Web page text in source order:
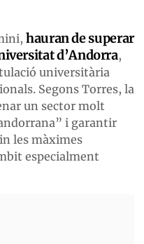
hauran de superar
d’Andorra,
universitària
Segons Torres, la
un sector molt
i garantir
les màximes
especialment